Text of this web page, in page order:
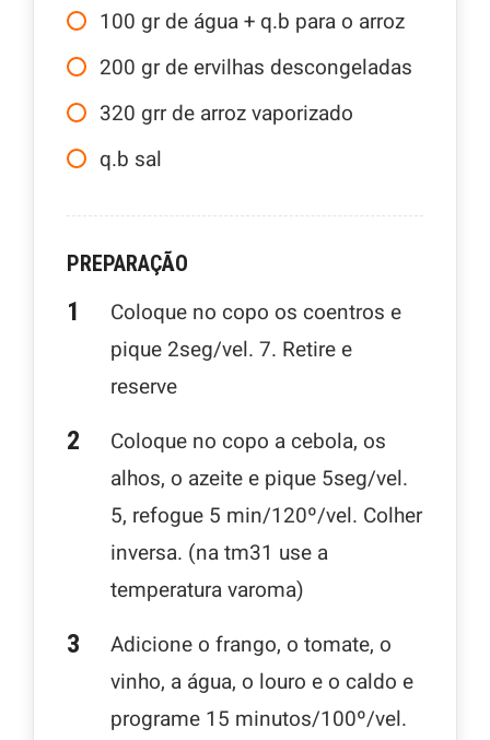
100 gr de água + q.b para o arroz
200 gr de ervilhas descongeladas
320 grr de arroz vaporizado
q.b sal
PREPARAÇÃO
Coloque no copo os coentros e
pique 2seg/vel. 7. Retire e
reserve
Coloque no copo a cebola, os
alhos, o azeite e pique 5seg/vel.
5, refogue 5 min/120º/vel. Colher
inversa. (na tm31 use a
temperatura varoma)
Adicione o frango, o tomate, o
vinho, a água, o louro e o caldo e
programe 15 minutos/100º/vel.